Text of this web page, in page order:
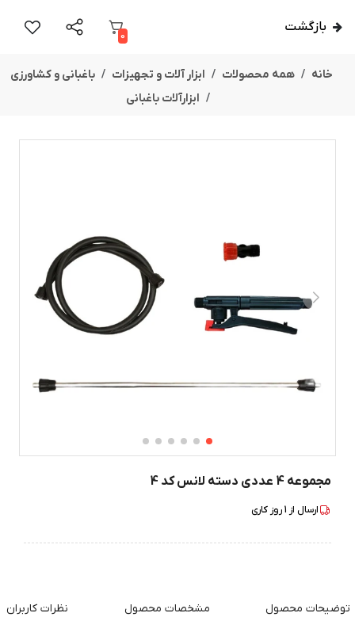
بازگشت
0
خانه همه محصولات ابزار آلات و تجهیزات
باغبانی و کشاورزی
ابزارآلات باغبانی
مجموعه 4 عددی دسته لانس کد 4
ارسال از 1روز کاری
توضیحات محصول مشخصات محصول نظرات کاربران